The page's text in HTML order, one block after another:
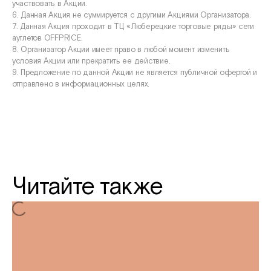
участвовать в Акции.
6. Данная Акция не суммируется с другими Акциями Организатора.
7. Данная Акция проходит в ТЦ «Люберецкие торговые ряды» сети
аутлетов OFFPRICE.
8. Организатор Акции имеет право в любой момент изменить
условия Акции или прекратить ее действие.
9. Предложение по данной Акции не является публичной офертой и
отправлено в информационных целях.
Читайте также